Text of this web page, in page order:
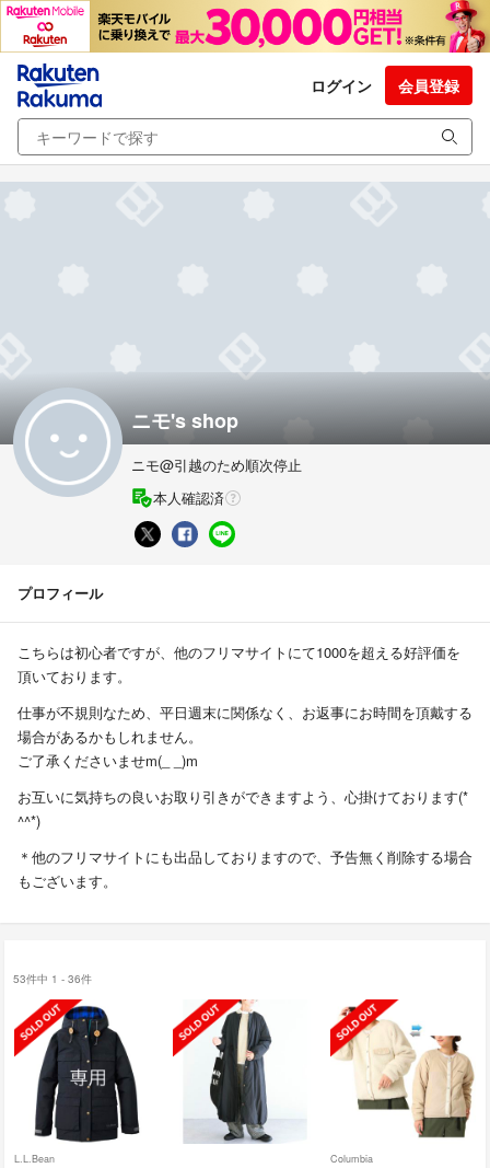
ログイン 会員登録
ニモ's shop
ニモ@引越のため順次停止
本人確認済
プロフィール
こちらは初心者ですが、他のフリマサイトにて1000を超える好評価を
頂いております。
仕事が不規則なため、平日週末に関係なく、お返事にお時間を頂戴する
場合があるかもしれません。
ご了承くださいませm(_ _)m
お互いに気持ちの良いお取り引きができますよう、心掛けております(*
^^*)
＊他のフリマサイトにも出品しておりますので、予告無く削除する場合
もございます。
53件中 1 - 36件
L.L.Bean Columbia